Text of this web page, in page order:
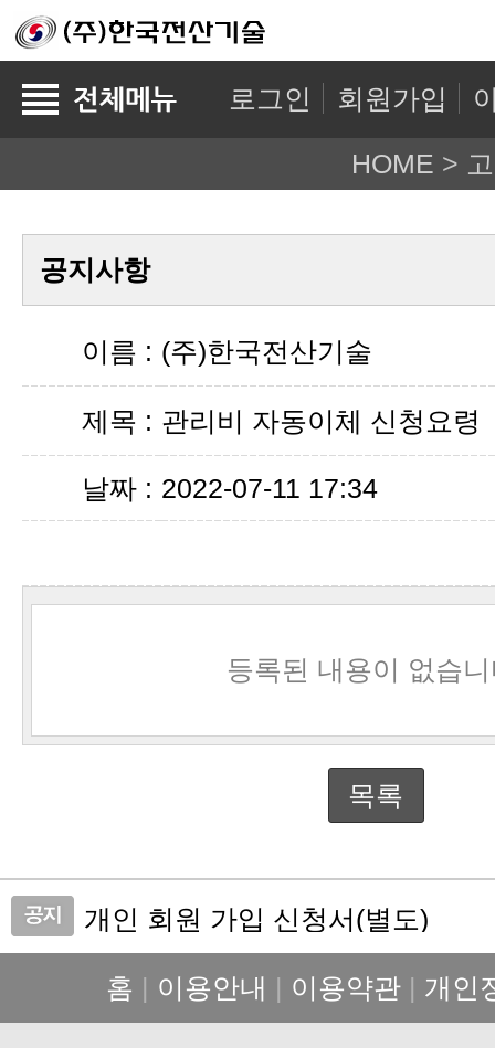
로그인 회원가입
HOME >
공지사항
이름 : (주)한국전산기술
제목 : 관리비 자동이체 신청요령
날짜 : 2022-07-11 17:34
등록된 내용이 없습
목록
개인 회원 가입 신청서(별도)
관리비 자동이체 신청요령
XPHUB 설치 파일
XPERP SMS 문자 서비스 신청
홈 | 이용안내 | 이용약관 | 개인